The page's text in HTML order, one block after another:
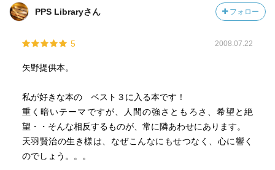
戦争を繰り返してはいけないんだというその祈りを
す。
今また戦争歴史観が話題となっていますが、
取られる行為を行ったというのは覆しようのない事実で
す。
しかしながら、その時々を生きた人たちにとって、
自分の立場でそれぞれが正義だと信じる路を歩んだんだと
思っています。
PPS Libraryさん フォロー
5 2008.07.22
矢野提供本。
私が好きな本の ベスト３に入る本です！
重く暗いテーマですが、人間の強さともろさ、希望と絶
望・・そんな相反するものが、常に隣あわせにあります。
天羽賢治の生き様は、なぜこんなにもせつなく、心に響く
のでしょう。。。